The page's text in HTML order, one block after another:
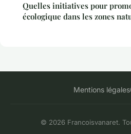
Quelles initiatives pour
écologique dans les zones
Mentions légales
© 2026 Francoisvanaret.